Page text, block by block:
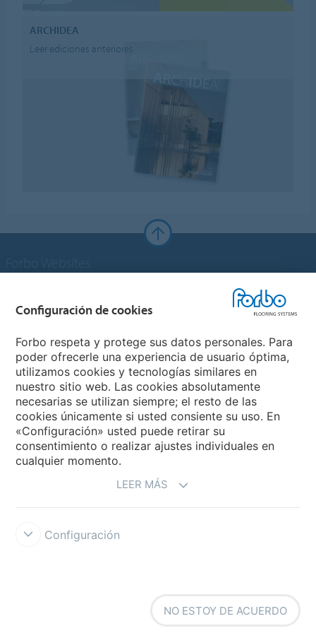
ARCHIDEA
Leer ediciones anteriores
Forbo Flooring Systems
Forbo Movement Systems
Selecciona un país
Condiciones de uso
Protección de datos
Configuración de cookies
Forbo respeta y protege sus datos personales. Para
poder ofrecerle una experiencia de usuario óptima,
utilizamos cookies y tecnologías similares en
nuestro sitio web. Las cookies absolutamente
necesarias se utilizan siempre; el resto de las
cookies únicamente si usted consiente su uso. En
«Configuración» usted puede retirar su
consentimiento o realizar ajustes individuales en
cualquier momento.
LEER MÁS
Configuración
NO ESTOY DE ACUERDO